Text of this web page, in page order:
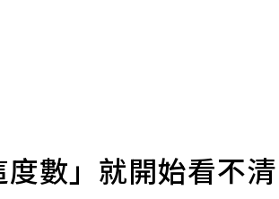
數」就開始看不